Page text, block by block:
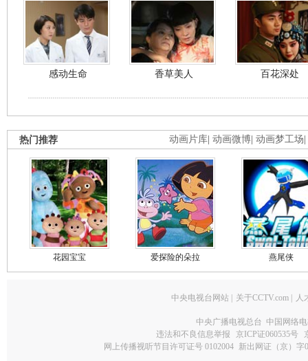
感动生命 香草美人 百花深处
动画片库 动画微博 动画梦工场
热门推荐
花园宝宝 爱探险的朵拉 燕尾侠
中央电视台网站 关于CCTV.com 人
中央广播电视总台 中国网络
违法和不良信息举报
京ICP证060535号
网上传播视听节目许可证号 0102004 新出网证（京）